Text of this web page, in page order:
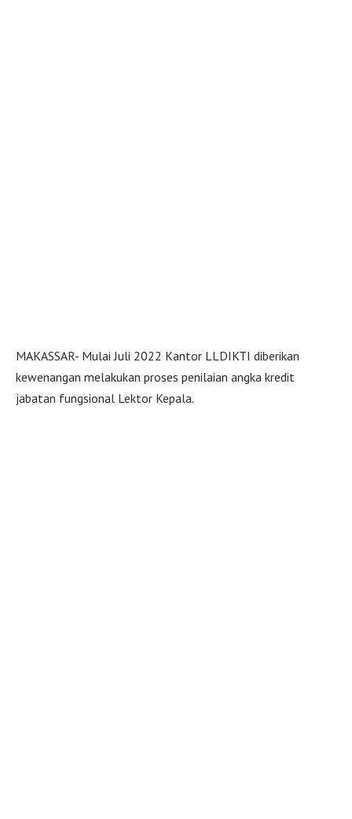
MAKASSAR- Mulai Juli 2022 Kantor LLDIKTI diberikan
kewenangan melakukan proses penilaian angka kredit
jabatan fungsional Lektor Kepala.